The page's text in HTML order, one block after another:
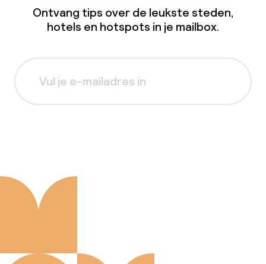
Ontvang tips over de leukste steden,
hotels en hotspots in je mailbox.